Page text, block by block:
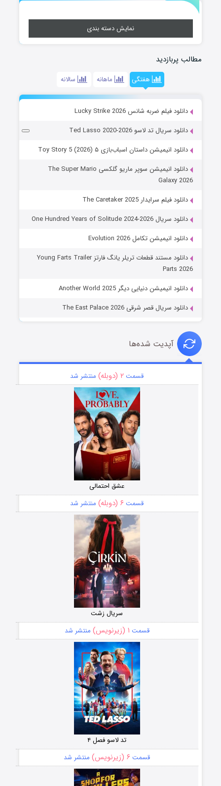
نمایش دسته بندی
مطالب پربازدید
هفتگی ماهانه سالانه
دانلود فیلم ضربه شانس Lucky Strike 2026
دانلود سریال تد لاسو Ted Lasso 2020-2026
دانلود انیمیشن داستان اسباب‌بازی ۵ Toy Story 5 (2026)
دانلود انیمیشن سوپر ماریو گلکسی The Super Mario
Galaxy 2026
دانلود فیلم سرایدار The Caretaker 2025
دانلود سریال One Hundred Years of Solitude 2024-2026
دانلود انیمیشن تکامل Evolution 2026
دانلود مستند قطعات تریلر یانگ فارتز Young Farts Trailer
Parts 2026
دانلود انیمیشن دنیایی دیگر Another World 2025
دانلود سریال قصر شرقی The East Palace 2026
آپدیت شده‌ها
قسمت ۲ (دوبله) منتشر شد
عشق احتمالی
قسمت ۶ (دوبله) منتشر شد
سریال زشت
قسمت ۱ (زیرنویس) منتشر شد
تد لاسو فصل ۴
قسمت ۶ (زیرنویس) منتشر شد